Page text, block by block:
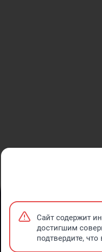
Сайт содержит
достигшим
подтвердите, что